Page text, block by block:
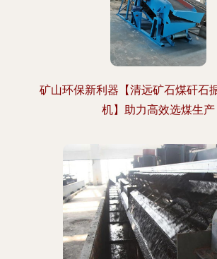
矿山环保新利器【清远矿石煤矸石
机】助力高效选煤生产